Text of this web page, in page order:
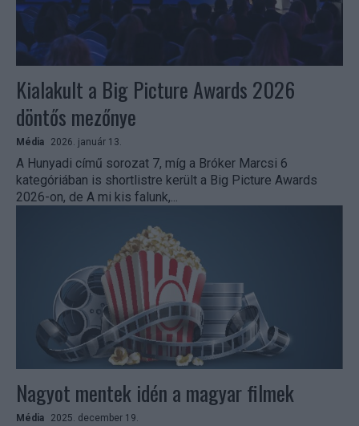
Kialakult a Big Picture Awards 2026
döntős mezőnye
Média 2026. január 13.
A Hunyadi című sorozat 7, míg a Bróker Marcsi 6
kategóriában is shortlistre került a Big Picture Awards
2026-on, de A mi kis falunk,...
Nagyot mentek idén a magyar filmek
Média 2025. december 19.